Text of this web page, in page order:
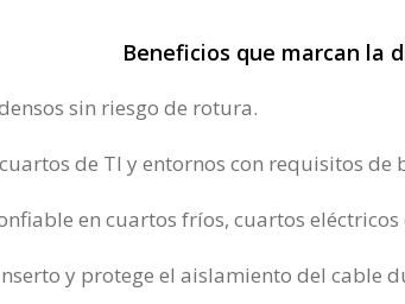
Beneficios que marcan la
sin riesgo de rotura.
de TI y entornos con requisitos de
en cuartos fríos, cuartos
y protege el aislamiento del cable